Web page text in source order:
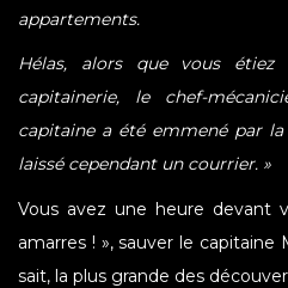
appartements.
Hélas, alors que vous
capitainerie, le chef-
capitaine a été emmené par
laissé cependant un courrier. »
Vous avez une heure devant
amarres ! », sauver le capitaine
sait, la plus grande des